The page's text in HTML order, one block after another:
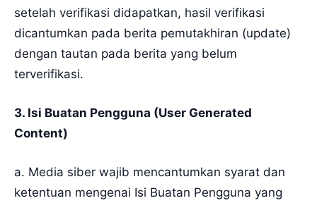
setelah verifikasi didapatkan, hasil verifikasi
dicantumkan pada berita pemutakhiran (update)
dengan tautan pada berita yang belum
terverifikasi.
3. Isi Buatan Pengguna (User Generated
Content)
a. Media siber wajib mencantumkan syarat dan
ketentuan mengenai Isi Buatan Pengguna yang